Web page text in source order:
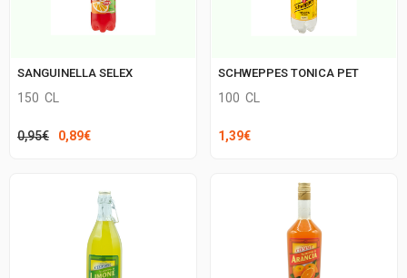
SANGUINELLA SELEX
150 CL
0,95€
Il
0,89€Il
è:
0,89€.
SCHWEPPES TONICA PET
100 CL
1,39€